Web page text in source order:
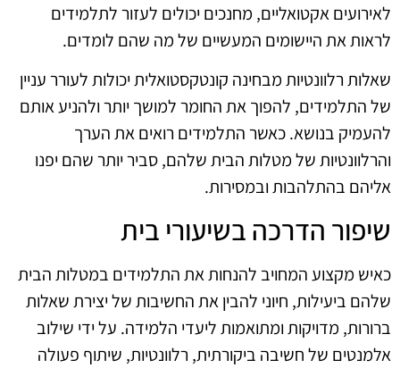
לאירועים אקטואליים, מחנכים יכולים לעזור לתלמידים
לראות את היישומים המעשיים של מה שהם לומדים.
שאלות רלוונטיות מבחינה קונטקסטואלית יכולות לעורר עניין
של התלמידים, להפוך את החומר למושך יותר ולהניע אותם
להעמיק בנושא. כאשר התלמידים רואים את הערך
והרלוונטיות של מטלות הבית שלהם, סביר יותר שהם יפנו
אליהם בהתלהבות ובמסירות.
שיפור הדרכה בשיעורי בית
כאיש מקצוע המחויב להנחות את התלמידים במטלות הבית
שלהם ביעילות, חיוני להבין את החשיבות של יצירת שאלות
ברורות, מדויקות ומתואמות ליעדי הלמידה. על ידי שילוב
אלמנטים של חשיבה ביקורתית, רלוונטיות, שיתוף פעולה